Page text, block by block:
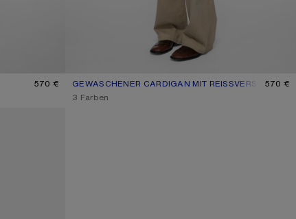
570 €
GEWASCHENER CARDIGAN MIT REISSVERSCHLUSS
AKTUELLE FARBE: OLIVGRÜN
PREIS: 570 €.
570 €
,3 Farben